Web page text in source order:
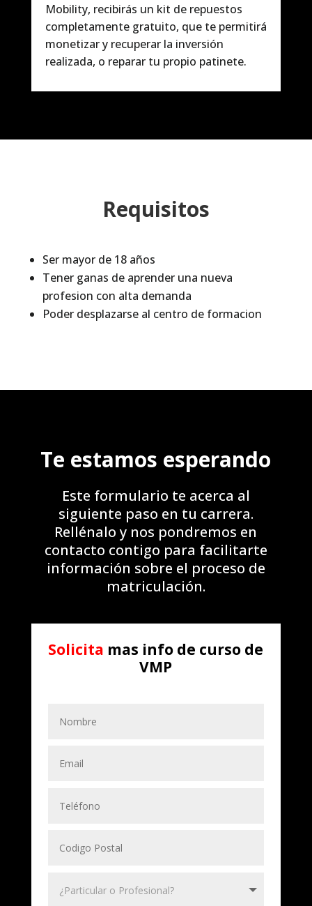
Mobility, recibirás un kit de repuestos
completamente gratuito, que te permitirá
monetizar y recuperar la inversión
realizada, o reparar tu propio patinete.
Requisitos
Ser mayor de 18 años
Tener ganas de aprender una nueva
profesion con alta demanda
Poder desplazarse al centro de formacion
Te estamos esperando
Este formulario te acerca al
siguiente paso en tu carrera.
Rellénalo y nos pondremos en
contacto contigo para facilitarte
información sobre el proceso de
matriculación.
Solicita mas info de curso de
VMP